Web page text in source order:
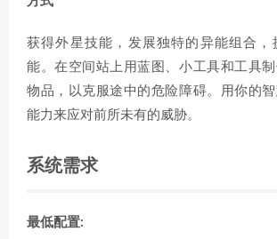
获得外星技能，发展独特的异能组合，
能。在空间站上用蓝图、小工具和工具
物品，以克服途中的危险障碍。用你的
能力来应对前所未有的威胁。
系统需求
最低配置: